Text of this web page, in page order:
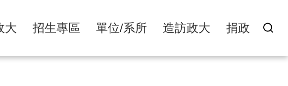
大 招生專區 單位/系所 造訪政大 捐政